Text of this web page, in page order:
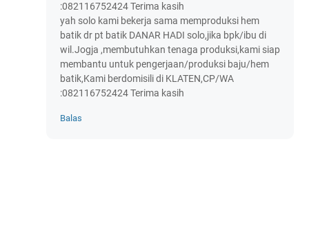
:082116752424 Terima kasih
yah solo kami bekerja sama memproduksi hem
batik dr pt batik DANAR HADI solo,jika bpk/ibu di
wil.Jogja ,membutuhkan tenaga produksi,kami siap
membantu untuk pengerjaan/produksi baju/hem
batik,Kami berdomisili di KLATEN,CP/WA
:082116752424 Terima kasih
Balas